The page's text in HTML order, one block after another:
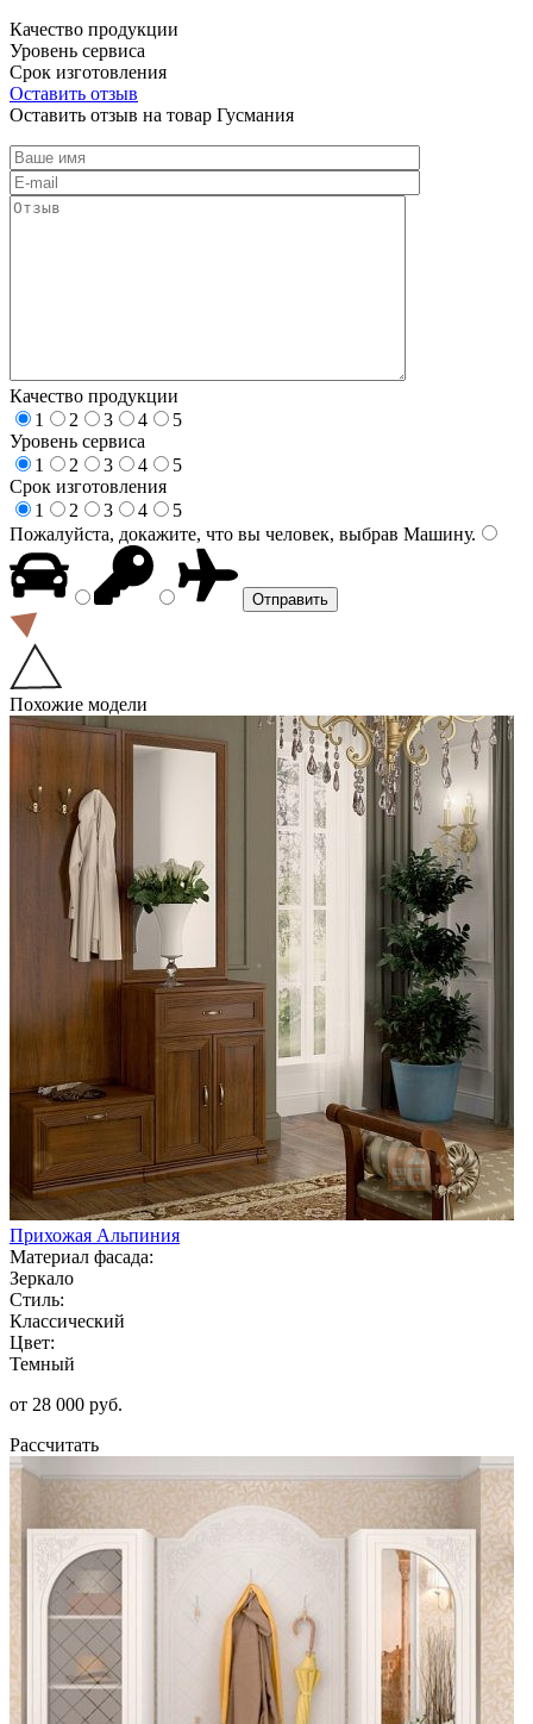
Качество продукции
Уровень сервиса
Срок изготовления
Оставить отзыв
Оставить отзыв на товар Гусмания
Качество продукции
1
2 3 4
5
Уровень сервиса
1
2 3 4
5
Срок изготовления
1
2 3 4
5
Пожалуйста, докажите, что вы человек, выбрав Машину.
Похожие модели
Прихожая Альпиния
Материал фасада:
Зеркало
Стиль:
Классический
Цвет:
Темный
от 28 000 руб.
Рассчитать